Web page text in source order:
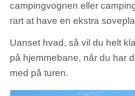
campingvognen eller
rart at have en ekstra
Uanset hvad, så vil du helt
på hjemmebane, når du har
med på turen.